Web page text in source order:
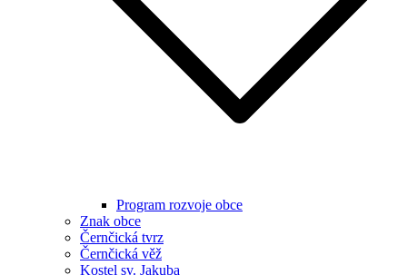
Program rozvoje obce
Znak obce
Černčická tvrz
Černčická věž
Kostel sv. Jakuba